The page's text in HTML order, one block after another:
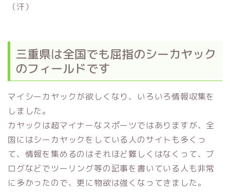
（汗）
三重県は全国でも屈指のシーカヤック
のフィールドです
マイシーカヤックが欲しくなり、いろいろ情報収集を
しました。
カヤックは超マイナーなスポーツではありますが、全
国にはシーカヤックをしている人のサイトも多くっ
て、情報を集めるのはそれほど難しくはなくって、ブ
ログなどでツーリング等の記事を書いている人も非常
に多かったので、更に物欲は強くなってきました。